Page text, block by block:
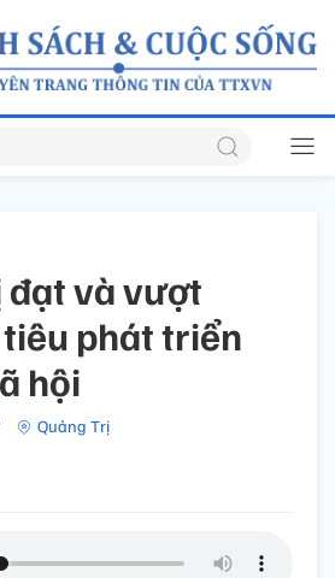
đạt và vượt
phát triển
hội
Quảng Trị